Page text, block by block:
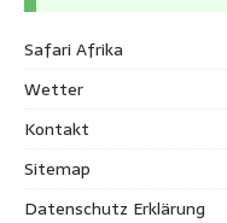
Safari Afrika
Wetter
Kontakt
Sitemap
Datenschutz Erklärung